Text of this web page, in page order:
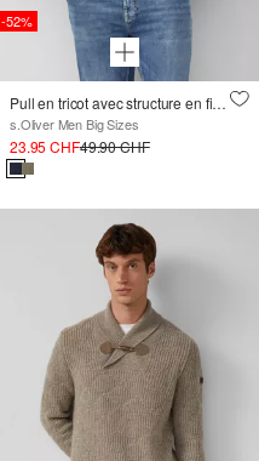
-52%
Pull en tricot avec structure en fil flammé et bord roulé
s.Oliver Men Big Sizes
23.95 CHF49.90 CHF